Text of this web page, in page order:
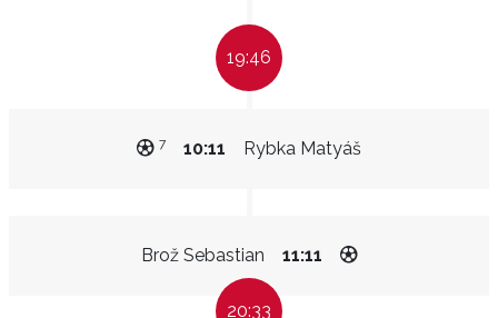
19:46
Rybka Matyáš
10:11
7
Brož Sebastian 11:11
20:33